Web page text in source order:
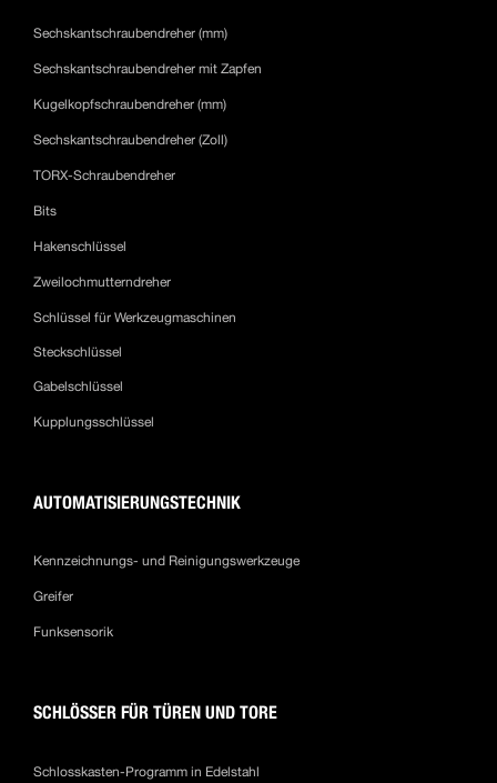
Sechskantschraubendreher (mm)
Sechskantschraubendreher mit Zapfen
Kugelkopfschraubendreher (mm)
Sechskantschraubendreher (Zoll)
TORX-Schraubendreher
Bits
Hakenschlüssel
Zweilochmutterndreher
Schlüssel für Werkzeugmaschinen
Steckschlüssel
Gabelschlüssel
Kupplungsschlüssel
AUTOMATISIERUNGSTECHNIK
Kennzeichnungs- und Reinigungswerkzeuge
Greifer
Funksensorik
SCHLÖSSER FÜR TÜREN UND TORE
Schlosskasten-Programm in Edelstahl